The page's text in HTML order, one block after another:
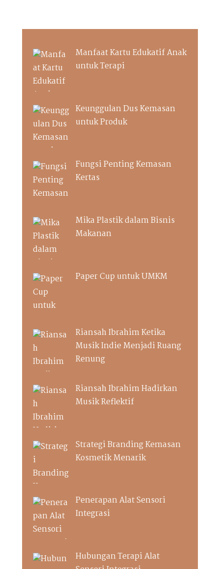
Manfaat Kartu Edukatif Anak
untuk Terapi
Keunggulan Dus Kemasan
untuk Produk
Fungsi Penting Kemasan
Kertas
Mika Plastik dalam Bisnis
Makanan
Paper Cup untuk UMKM
Riansah Ibrahim Ketika
Musik Indie Menjadi Ruang
Renung
Riansah Ibrahim Hadirkan
Musik Reflektif
Strategi Branding Kemasan
Kosmetik Menarik
Penerapan Alat Sensori
Integrasi
Hubungan Terapi Alat